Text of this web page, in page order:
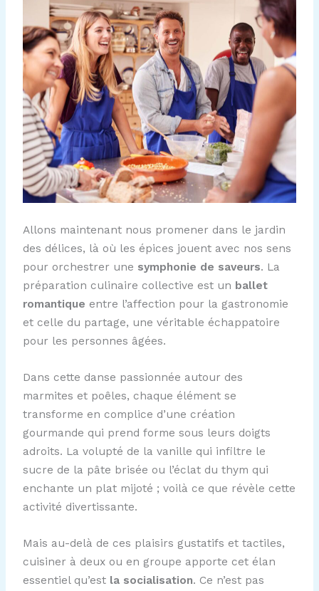
Allons maintenant nous promener dans le jardin
des délices, là où les épices jouent avec nos sens
pour orchestrer une symphonie de saveurs. La
préparation culinaire collective est un ballet
romantique entre l’affection pour la gastronomie
et celle du partage, une véritable échappatoire
pour les personnes âgées.
Dans cette danse passionnée autour des
marmites et poêles, chaque élément se
transforme en complice d’une création
gourmande qui prend forme sous leurs doigts
adroits. La volupté de la vanille qui infiltre le
sucre de la pâte brisée ou l’éclat du thym qui
enchante un plat mijoté ; voilà ce que révèle cette
activité divertissante.
Mais au-delà de ces plaisirs gustatifs et tactiles,
cuisiner à deux ou en groupe apporte cet élan
essentiel qu’est la socialisation. Ce n’est pas